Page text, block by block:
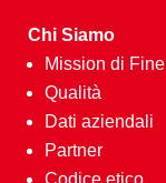
Chi Siamo
Mission di
Qualità
Dati aziendali
Partner
Codice etico